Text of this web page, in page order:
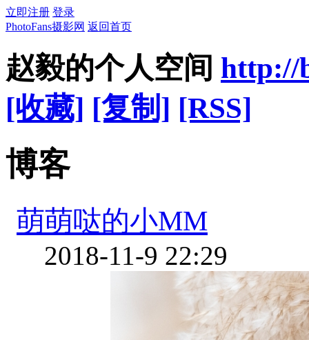
立即注册 登录
PhotoFans摄影网 返回首页
赵毅的个人空间 http://
[收藏] [复制] [RSS]
博客
萌萌哒的小MM
2018-11-9 22:29